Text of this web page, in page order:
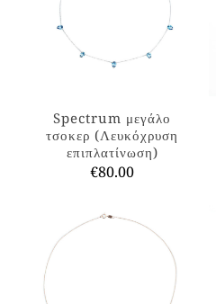
Spectrum μεγάλο
τσοκερ (Λευκόχρυση
επιπλατίνωση)
€80.00
το
προϊόν